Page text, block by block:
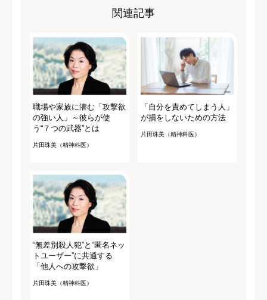
関連記事
職場や家族に潜む「攻撃欲
の強い人」～彼らが使
う“７つの武器”とは
片田珠美（精神科医）
「自分を責めてしまう人」
が損をしないための方法
片田珠美（精神科医）
“無差別殺人犯”と“匿名ネッ
トユーザー”に共通する
「他人への攻撃欲」
片田珠美（精神科医）